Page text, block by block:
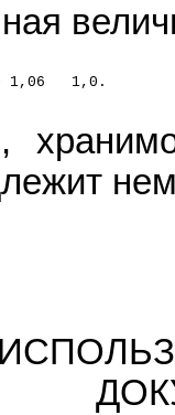
1,06   1,0.